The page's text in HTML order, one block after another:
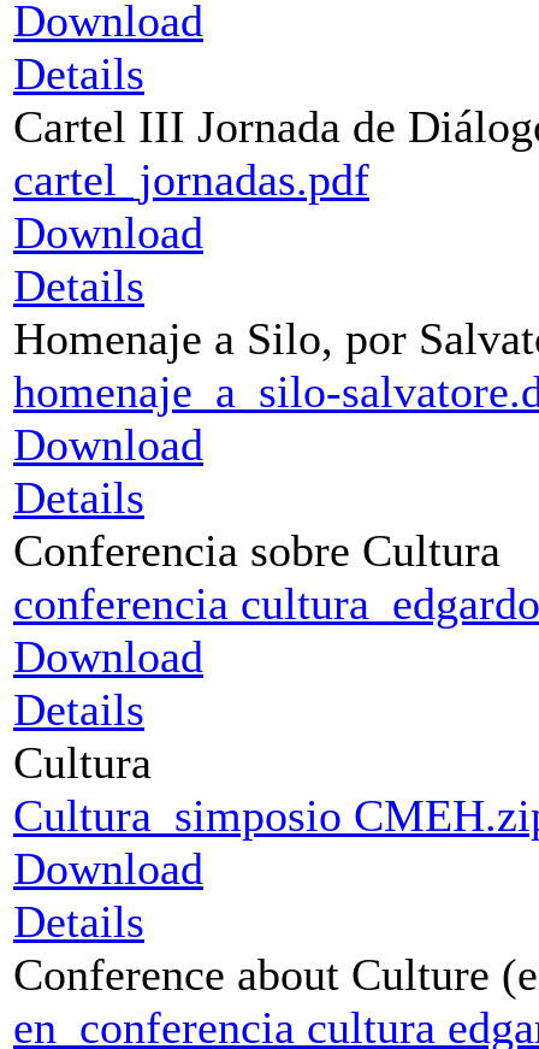
Download
Details
Cartel III Jornada de
cartel_jornadas.pdf
Download
Details
Homenaje a Silo, por
homenaje_a_silo-
Download
Details
Conferencia sobre Cultura
conferencia
Download
Details
Cultura
Cultura_simposio
Download
Details
Conference about Culture
en_conferencia cultura